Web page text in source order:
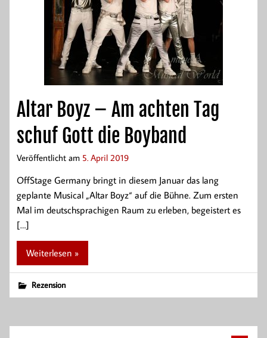
Altar Boyz – Am achten Tag
schuf Gott die Boyband
Veröffentlicht am 5. April 2019
OffStage Germany bringt in diesem Januar das lang
geplante Musical „Altar Boyz“ auf die Bühne. Zum ersten
Mal im deutschsprachigen Raum zu erleben, begeistert es
[…]
Weiterlesen »
Rezension